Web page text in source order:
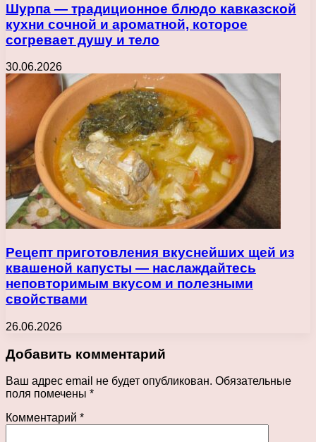
Шурпа — традиционное блюдо кавказской
кухни сочной и ароматной, которое
согревает душу и тело
30.06.2026
Рецепт приготовления вкуснейших щей из
квашеной капусты — наслаждайтесь
неповторимым вкусом и полезными
свойствами
26.06.2026
Добавить комментарий
Ваш адрес email не будет опубликован. Обязательные
поля помечены *
Комментарий *